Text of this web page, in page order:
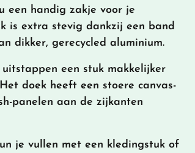
een handig zakje voor je
is extra stevig dankzij een band
dikker, gerecycled aluminium.
een stuk makkelijker
doek heeft een stoere canvas-
panelen aan de zijkanten
je vullen met een kledingstuk of